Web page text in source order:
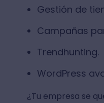
Gestión de
Campañas
Trendhunting.
WordPress
¿Tu empresa se